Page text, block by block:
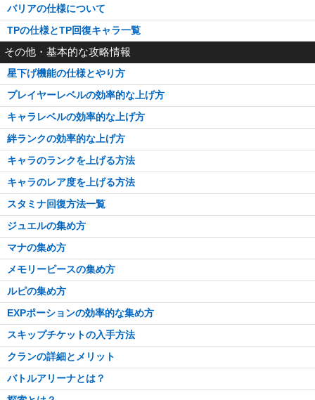
バリアの仕様について
TPの仕様とTP回復キャラ一覧
その他・基本的な攻略情報
星下げ機能の仕様とやり方
プレイヤーレベルの効率的な上げ方
キャラレベルの効率的な上げ方
絆ランクの効率的な上げ方
キャラのランクを上げる方法
キャラのレア度を上げる方法
スタミナ回復方法一覧
ジュエルの集め方
マナの集め方
メモリーピースの集め方
ルピの集め方
EXPポーションの効率的な集め方
スキップチケットの入手方法
クランの詳細とメリット
バトルアリーナとは？